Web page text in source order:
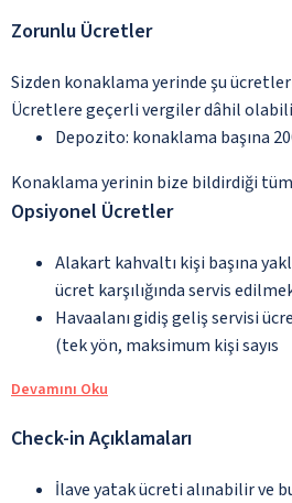
Zorunlu Ücretler
Sizden konaklama yerinde şu
Ücretlere geçerli vergiler dâhil
Depozito: konaklama başına
Konaklama yerinin bize bildirdiği
Opsiyonel Ücretler
Alakart kahvaltı kişi başına
ücret karşılığında servis
Havaalanı gidiş geliş servisi
(tek yön, maksimum kişi sayıs
Devamını Oku
Check-in Açıklamaları
İlave yatak ücreti alınabilir ve